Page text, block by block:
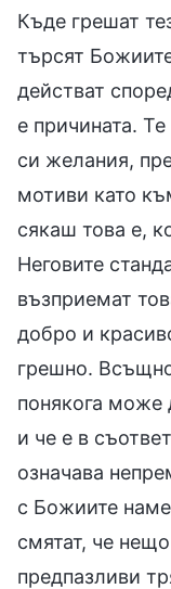
Къде грешат
търсят
действат
е причината.
си желания,
мотиви като
сякаш това е,
Неговите
възприемат
добро и
грешно.
понякога може
и че е в
означава
с Божиите
смятат, че
предпазливи